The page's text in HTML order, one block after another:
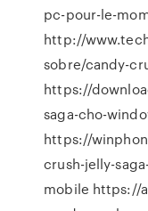
pc-pour-le-
http://
sobre/candy-
https://
saga-cho-
https://
crush-jelly-
mobile https://